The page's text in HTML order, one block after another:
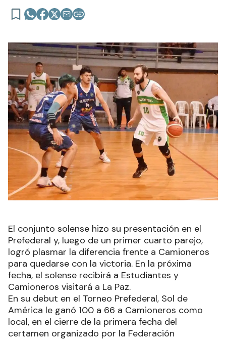
El conjunto solense hizo su presentación en el
Prefederal y, luego de un primer cuarto parejo,
logró plasmar la diferencia frente a Camioneros
para quedarse con la victoria. En la próxima
fecha, el solense recibirá a Estudiantes y
Camioneros visitará a La Paz.
En su debut en el Torneo Prefederal, Sol de
América le ganó 100 a 66 a Camioneros como
local, en el cierre de la primera fecha del
certamen organizado por la Federación